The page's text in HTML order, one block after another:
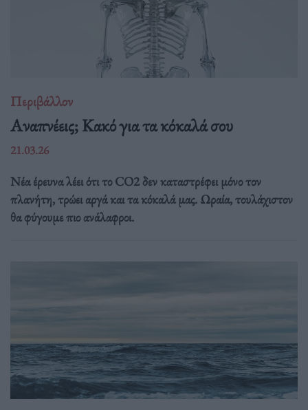
Περιβάλλον
Αναπνέεις; Κακό για τα κόκαλά σου
21.03.26
Νέα έρευνα λέει ότι το CO2 δεν καταστρέφει μόνο τον
πλανήτη, τρώει αργά και τα κόκαλά μας. Ωραία, τουλάχιστον
θα φύγουμε πιο ανάλαφροι.